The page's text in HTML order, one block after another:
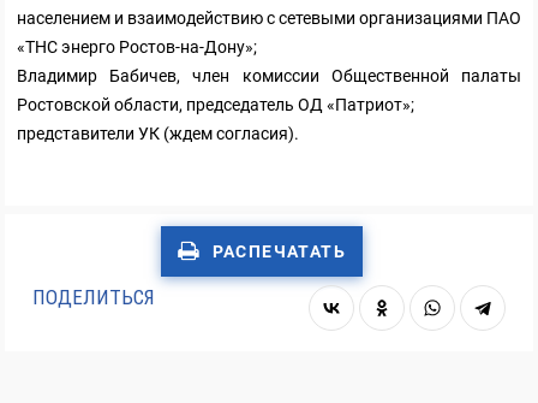
населением и взаимодействию с сетевыми организациями ПАО
«ТНС энерго Ростов-на-Дону»;
Владимир Бабичев, член комиссии Общественной палаты
Ростовской области, председатель ОД «Патриот»;
представители УК (ждем согласия).
РАСПЕЧАТАТЬ
ПОДЕЛИТЬСЯ